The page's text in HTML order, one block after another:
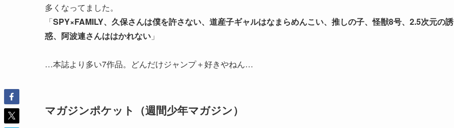
多くなってました。
「SPY×FAMILY、久保さんは僕を許さない、道産子ギャルはなまらめんこい、推しの子、怪獣8号、2.5次元の誘
惑、阿波連さんははかれない 」
…本誌より多い7作品。どんだけジャンプ＋好きやねん…
マガジンポケット（週間少年マガジン）